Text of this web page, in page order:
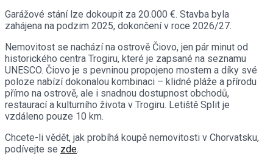
Garážové stání lze dokoupit za 20.000 €. Stavba byla
zahájena na podzim 2025, dokončení v roce 2026/27.
Nemovitost se nachází na ostrově Čiovo, jen pár minut od
historického centra Trogiru, které je zapsané na seznamu
UNESCO. Čiovo je s pevninou propojeno mostem a díky své
poloze nabízí dokonalou kombinaci – klidné pláže a přírodu
přímo na ostrově, ale i snadnou dostupnost obchodů,
restaurací a kulturního života v Trogiru. Letiště Split je
vzdáleno pouze 10 km.
Chcete-li vědět, jak probíhá koupě nemovitosti v Chorvatsku,
podívejte se zde.